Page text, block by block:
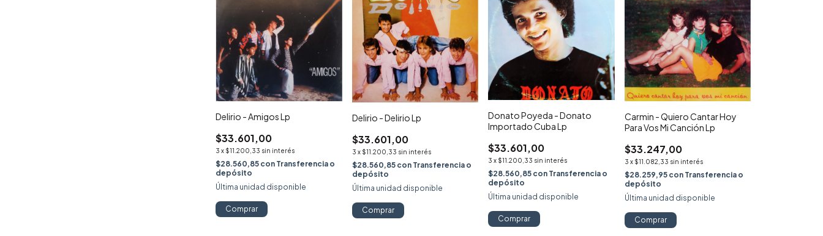
Delirio - Amigos Lp
$33.601,00
3 x $11.200,33 sin interés
$28.560,85 con Transferencia o
depósito
Última unidad disponible
Comprar
Delirio - Delirio Lp
$33.601,00
3 x $11.200,33 sin interés
$28.560,85 con Transferencia o
depósito
Última unidad disponible
Comprar
Donato Poyeda - Donato
Importado Cuba Lp
$33.601,00
3 x $11.200,33 sin interés
$28.560,85 con Transferencia o
depósito
Última unidad disponible
Comprar
Carmin - Quiero Cantar Hoy
Para Vos Mi Canción Lp
$33.247,00
3 x $11.082,33 sin interés
$28.259,95 con Transferencia o
depósito
Última unidad disponible
Comprar